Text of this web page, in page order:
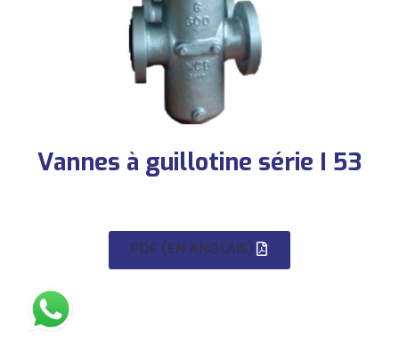
Vannes à guillotine série I 53
PDF (EN ANGLAIS)